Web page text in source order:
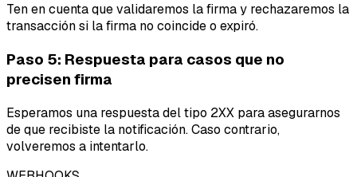
Ten en cuenta que validaremos la firma y rechazaremos la
transacción si la firma no coincide o expiró.
Paso 5: Respuesta para casos que no
precisen firma
Esperamos una respuesta del tipo 2XX para asegurarnos
de que recibiste la notificación. Caso contrario,
volveremos a intentarlo.